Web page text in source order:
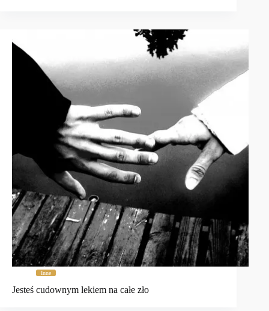
Inne
Jesteś cudownym lekiem na całe zło